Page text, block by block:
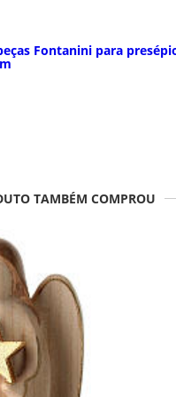
Fontanini para
TAMBÉM COMPROU